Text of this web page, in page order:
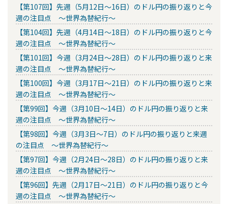
【第107回】先週（5月12日～16日）のドル円の振り返りと今
週の注目点 ～世界為替紀行～
【第104回】先週（4月14日～18日）のドル円の振り返りと今
週の注目点 ～世界為替紀行～
【第101回】今週（3月24日～28日）のドル円の振り返りと来
週の注目点 ～世界為替紀行～
【第100回】今週（3月17日～21日）のドル円の振り返りと来
週の注目点 ～世界為替紀行～
【第99回】今週（3月10日～14日）のドル円の振り返りと来
週の注目点 ～世界為替紀行～
【第98回】今週（3月3日～7日）のドル円の振り返りと来週
の注目点 ～世界為替紀行～
【第97回】今週（2月24日～28日）のドル円の振り返りと来
週の注目点 ～世界為替紀行～
【第96回】先週（2月17日～21日）のドル円の振り返りと今
週の注目点 ～世界為替紀行～